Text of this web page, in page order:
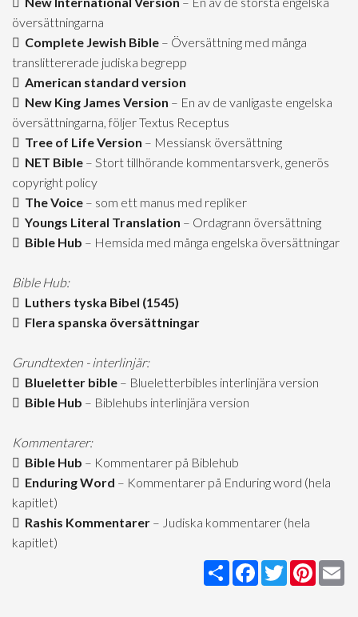
översättningarna
Complete Jewish Bible – Översättning med många
translittererade judiska begrepp
American standard version
New King James Version – En av de vanligaste engelska
översättningarna, följer Textus Receptus
Tree of Life Version – Messiansk översättning
NET Bible – Stort tillhörande kommentarsverk, generös
copyright policy
The Voice – som ett manus med repliker
Youngs Literal Translation – Ordagrann översättning
Bible Hub – Hemsida med många engelska översättningar
Bible Hub:
Luthers tyska Bibel (1545)
Flera spanska översättningar
Grundtexten - interlinjär:
Blueletter bible – Blueletterbibles interlinjära version
Bible Hub – Biblehubs interlinjära version
Kommentarer:
Bible Hub – Kommentarer på Biblehub
Enduring Word – Kommentarer på Enduring word (hela
kapitlet)
Rashis Kommentarer – Judiska kommentarer (hela
kapitlet)
Share Facebook
Twitter